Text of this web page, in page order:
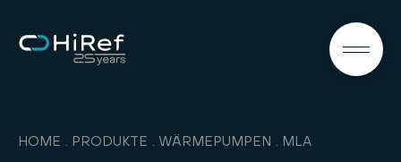
HOME PRODUKTE WÄRMEPUMPEN MLA